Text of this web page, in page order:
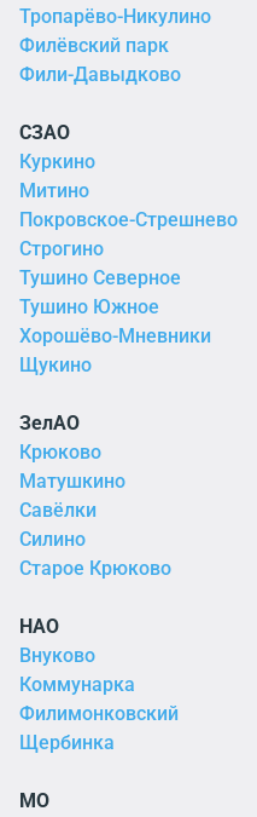
Тропарёво-Никулино
Филёвский парк
Фили-Давыдково
СЗАО
Куркино
Митино
Покровское-Стрешнево
Строгино
Тушино Северное
Тушино Южное
Хорошёво-Мневники
Щукино
ЗелАО
Крюково
Матушкино
Савёлки
Силино
Старое Крюково
НАО
Внуково
Коммунарка
Филимонковский
Щербинка
МО